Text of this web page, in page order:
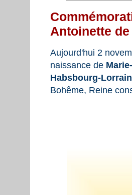
Antoinette
Aujourd'hui 2
naissance de
Habsbourg-
Bohême, Reine